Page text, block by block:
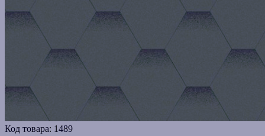
Код товара: 1489